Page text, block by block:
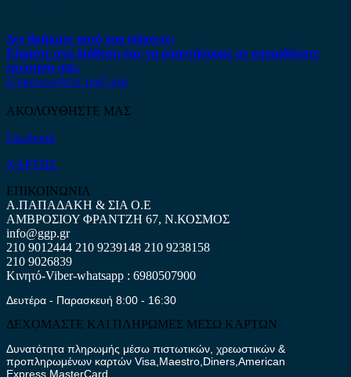
Δεν βρήκατε αυτό που ψάχνετε;
Είμαστε στη διάθεση σας να απαντήσουμε σε οποιαδήποτε
ερώτηση σας.
Επικοινωνήστε μαζί μας
ΑΚΟΛΟΥΘΗΣΤΕ ΜΑΣ
Facebook
ΧΑΡΤΗΣ
ΕΠΙΚΟΙΝΩΝΙΑ
Α.ΠΑΠΑΔΑΚΗ & ΣΙΑ Ο.Ε
ΑΜΒΡΟΣΙΟΥ ΦΡΑΝΤΖΗ 67, Ν.ΚΟΣΜΟΣ
info@ggp.gr
210 9012444 210 9239148 210 9238158
210 9026839
Κινητό-Viber-whatsapp : 6980507900
Δευτέρα - Παρασκευή 8:00 - 16:30
ΔΕΧΟΜΑΣΤΕ ΚΑΙ ΠΛΗΡΩΜΕΣ ΜΕΣΩ ΚΑΡΤΩΝ
Δυνατότητα πληρωμής μέσω πιστωτικών, χρεωστικών &
προπληρωμένων καρτών Visa,Maestro,Diners,American
Express,MasterCard.